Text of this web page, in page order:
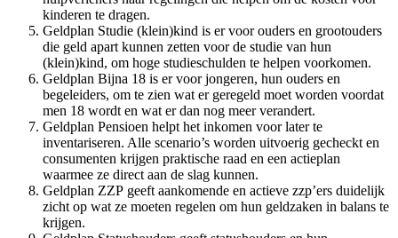
kinderen te dragen.
Geldplan Studie (klein)kind is er voor ouders en grootouders
die geld apart kunnen zetten voor de studie van hun
(klein)kind, om hoge studieschulden te helpen voorkomen.
Geldplan Bijna 18 is er voor jongeren, hun ouders en
begeleiders, om te zien wat er geregeld moet worden voordat
men 18 wordt en wat er dan nog meer verandert.
Geldplan Pensioen helpt het inkomen voor later te
inventariseren. Alle scenario’s worden uitvoerig gecheckt en
consumenten krijgen praktische raad en een actieplan
waarmee ze direct aan de slag kunnen.
Geldplan ZZP geeft aankomende en actieve zzp’ers duidelijk
zicht op wat ze moeten regelen om hun geldzaken in balans te
krijgen.